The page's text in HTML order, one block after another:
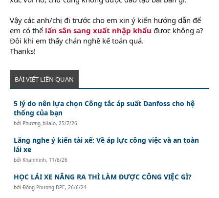
Vậy các anh/chị đi trước cho em xin ý kiến hướng dẫn để
em có thể lấn sân sang xuất nhập khẩu được không ạ?
Đôi khi em thấy chán nghề kế toán quá.
Thanks!
BÀI VIẾT LIÊN QUAN
5 lý do nên lựa chọn Công tắc áp suất Danfoss cho hệ
thống của bạn
bởi Phương_bilalo, 25/7/26
Lắng nghe ý kiến tài xế: Về áp lực công việc và an toàn
lái xe
bởi Khanhlinh, 11/6/26
HỌC LÁI XE NÂNG RA THÌ LÀM ĐƯỢC CÔNG VIỆC GÌ?
bởiĐông Phương DPE, 26/6/24